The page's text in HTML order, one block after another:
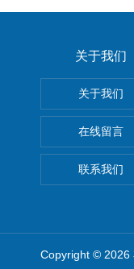
关于我们
关于我们
在线留言
联系我们
Copyright © 2026